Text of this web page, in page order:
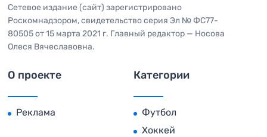
Сетевое издание (сайт) зарегистрировано
Роскомнадзором, свидетельство серия Эл № ФС77-
80505 от 15 марта 2021 г. Главный редактор — Носова
Олеся Вячеславовна.
О проекте
Реклама
Категории
Футбол
Хоккей